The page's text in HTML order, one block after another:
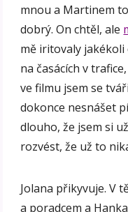
mnou a Martinem
dobrý. On chtěl, ale
mě iritovaly jakékoli
na časácích v
ve filmu jsem se
dokonce nesnášet
dlouho, že jsem si
rozvést, že už to
Jolana přikyvuje. V
a poradcem a